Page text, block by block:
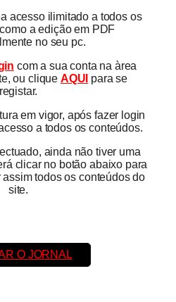
acesso ilimitado a todos os
a edição em PDF
no seu pc.
com a sua conta na àrea
ou clique AQUI para se
registar.
em vigor, após fazer login
a todos os conteúdos.
ainda não tiver uma
clicar no botão abaixo para
todos os conteúdos do
site.
O JORNAL